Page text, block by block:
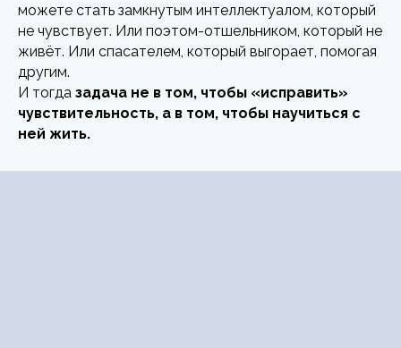
можете стать замкнутым интеллектуалом, который
не чувствует. Или поэтом-отшельником, который не
живёт. Или спасателем, который выгорает, помогая
другим.
И тогда задача не в том, чтобы «исправить»
чувствительность, а в том, чтобы научиться с
ней жить.